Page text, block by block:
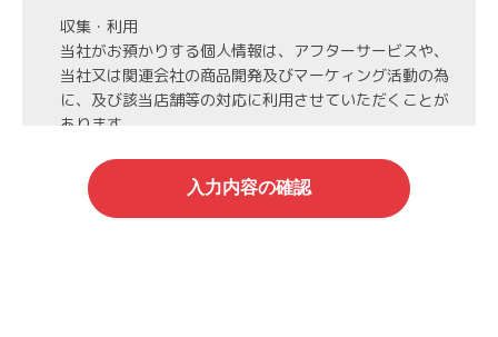
収集・利用
当社がお預かりする個人情報は、アフターサービスや、
当社又は関連会社の商品開発及びマーケィング活動の為
に、及び該当店舗等の対応に利用させていただくことが
あります。
第3者への開示・委託先の管理
当社がお預かりする個人情報は、お客様の同意・承諾を
得た場合や法令等に基づく開示・提供が必要な場合、人